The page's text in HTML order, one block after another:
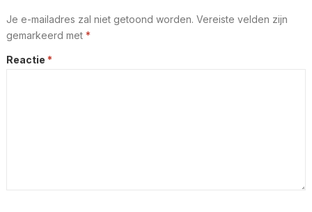
Je e-mailadres zal niet getoond worden. Vereiste velden zijn
gemarkeerd met *
Reactie *